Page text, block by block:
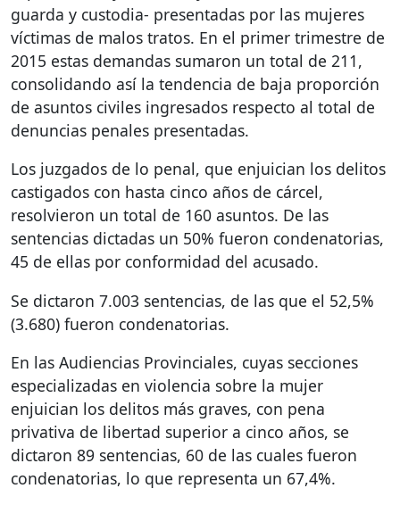
guarda y custodia- presentadas por las mujeres
víctimas de malos tratos. En el primer trimestre de
2015 estas demandas sumaron un total de 211,
consolidando así la tendencia de baja proporción
de asuntos civiles ingresados respecto al total de
denuncias penales presentadas.
Los juzgados de lo penal, que enjuician los delitos
castigados con hasta cinco años de cárcel,
resolvieron un total de 160 asuntos. De las
sentencias dictadas un 50% fueron condenatorias,
45 de ellas por conformidad del acusado.
Se dictaron 7.003 sentencias, de las que el 52,5%
(3.680) fueron condenatorias.
En las Audiencias Provinciales, cuyas secciones
especializadas en violencia sobre la mujer
enjuician los delitos más graves, con pena
privativa de libertad superior a cinco años, se
dictaron 89 sentencias, 60 de las cuales fueron
condenatorias, lo que representa un 67,4%.